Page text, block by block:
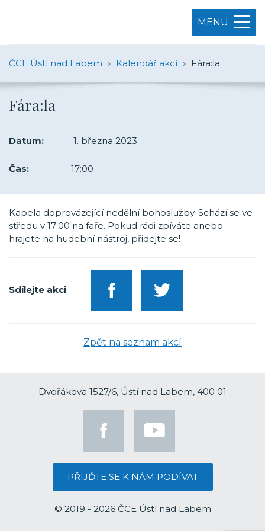
MENU
ČCE Ústí nad Labem Kalendář akcí Fára:la
Fára:la
Datum: 1. března 2023
Čas: 17:00
Kapela doprovázející nedělní bohoslužby. Schází se ve
středu v 17:00 na faře. Pokud rádi zpíváte anebo
hrajete na hudební nástroj, přidejte se!
Sdílejte akci
Zpět na seznam akcí
Dvořákova 1527/6, Ústí nad Labem, 400 01
PŘIJĎTE SE K NÁM PODÍVAT
© 2019 - 2026 ČCE Ústí nad Labem